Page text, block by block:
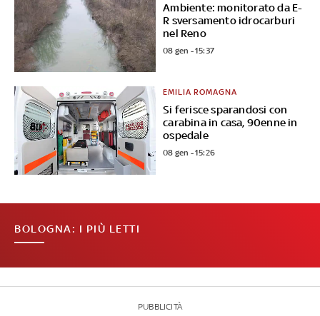
Ambiente: monitorato da E-
R sversamento idrocarburi
nel Reno
08 gen - 15:37
Si ferisce sparandosi con
carabina in casa, 90enne in
ospedale
EMILIA ROMAGNA
08 gen - 15:26
BOLOGNA: I PIÙ LETTI
PUBBLICITÀ